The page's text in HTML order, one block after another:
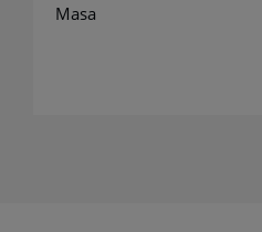
Masa